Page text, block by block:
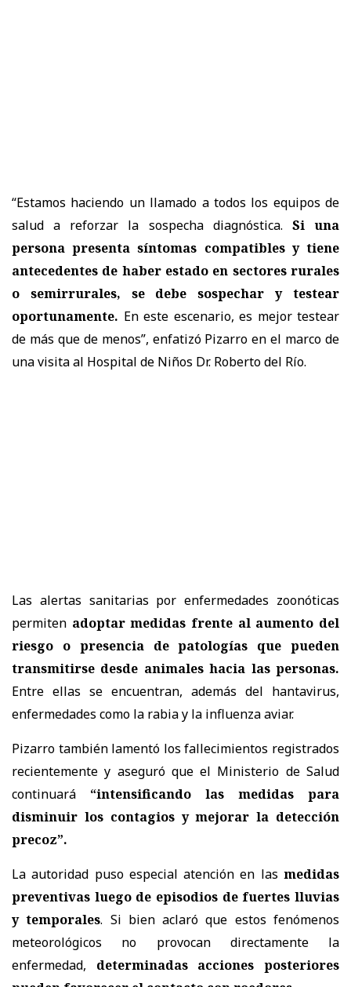
“Estamos haciendo un llamado a todos los equipos de
salud a reforzar la sospecha diagnóstica. Si una
persona presenta síntomas compatibles y tiene
antecedentes de haber estado en sectores rurales
o semirrurales, se debe sospechar y testear
oportunamente. En este escenario, es mejor testear
de más que de menos”, enfatizó Pizarro en el marco de
una visita al Hospital de Niños Dr. Roberto del Río.
Las alertas sanitarias por enfermedades zoonóticas
permiten adoptar medidas frente al aumento del
riesgo o presencia de patologías que pueden
transmitirse desde animales hacia las personas.
Entre ellas se encuentran, además del hantavirus,
enfermedades como la rabia y la influenza aviar.
Pizarro también lamentó los fallecimientos registrados
recientemente y aseguró que el Ministerio de Salud
continuará “intensificando las medidas para
disminuir los contagios y mejorar la detección
precoz”.
La autoridad puso especial atención en las medidas
preventivas luego de episodios de fuertes lluvias
y temporales. Si bien aclaró que estos fenómenos
meteorológicos no provocan directamente la
enfermedad, determinadas acciones posteriores